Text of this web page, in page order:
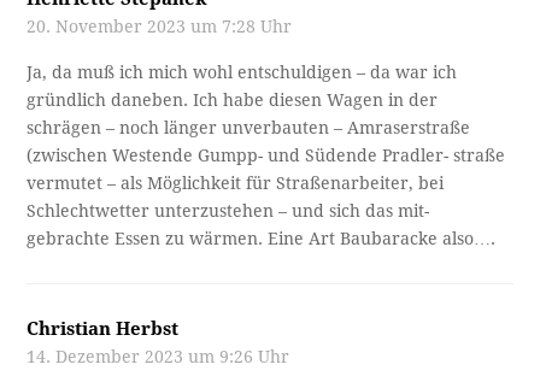
20. November 2023 um 7:28 Uhr
Ja, da muß ich mich wohl entschuldigen – da war ich
gründlich daneben. Ich habe diesen Wagen in der
schrägen – noch länger unverbauten – Amraserstraße
(zwischen Westende Gumpp- und Südende Pradler- straße
vermutet – als Möglichkeit für Straßenarbeiter, bei
Schlechtwetter unterzustehen – und sich das mit-
gebrachte Essen zu wärmen. Eine Art Baubaracke also….
Christian Herbst
14. Dezember 2023 um 9:26 Uhr